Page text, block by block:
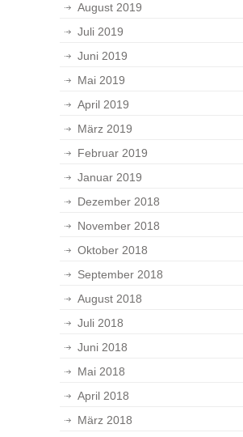
August 2019
Juli 2019
Juni 2019
Mai 2019
April 2019
März 2019
Februar 2019
Januar 2019
Dezember 2018
November 2018
Oktober 2018
September 2018
August 2018
Juli 2018
Juni 2018
Mai 2018
April 2018
März 2018